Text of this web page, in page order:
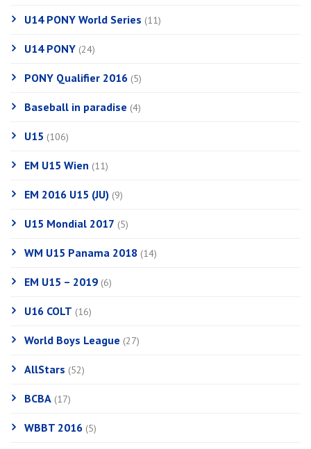
U14 PONY World Series (11)
U14 PONY (24)
PONY Qualifier 2016 (5)
Baseball in paradise (4)
U15 (106)
EM U15 Wien (11)
EM 2016 U15 (JU) (9)
U15 Mondial 2017 (5)
WM U15 Panama 2018 (14)
EM U15 – 2019 (6)
U16 COLT (16)
World Boys League (27)
AllStars (52)
BCBA (17)
WBBT 2016 (5)